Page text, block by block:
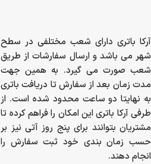
آرکا باتری دارای شعب مختلفی در سطح
شهر می باشد و ارسال سفارشات از طریق
شعب صورت می گیرد. به همین جهت
مدت زمان بعد از سفارش تا دریافت باتری
به نهایتا دو ساعت محدود شده است. از
طرفی آرکا باتری این امکان را فراهم کرده تا
مشتریان بتوانند برای پنج روز آتی نیز بر
حسب زمان بندی خود ثبت سفارش را
انجام دهند.